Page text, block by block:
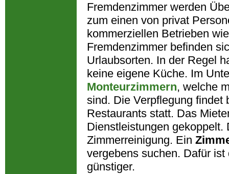
Fremdenzimmer werden
zum einen von privat
kommerziellen Betrieben
Fremdenzimmer befinden
Urlaubsorten. In der Regel
keine eigene Küche. Im
Monteurzimmern, welche
sind. Die Verpflegung findet
Restaurants statt. Das
Dienstleistungen gekoppelt.
Zimmerreinigung. Ein
vergebens suchen. Dafür
günstiger.